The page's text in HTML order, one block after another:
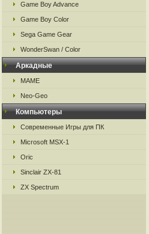
Game Boy Advance
Game Boy Color
Sega Game Gear
WonderSwan / Color
Аркадные
MAME
Neo-Geo
Компьютеры
Современные Игры для ПК
Microsoft MSX-1
Oric
Sinclair ZX-81
ZX Spectrum